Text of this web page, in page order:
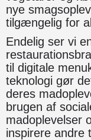
nye
tilgængelig for
Endelig ser vi
til digitale
teknologi gør
deres
brugen af
madoplevelser
inspirere andre